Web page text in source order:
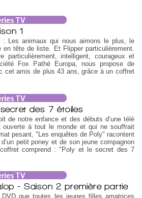
1
: Les animaux qui nous aimons le plus, le
en tête de liste. Et Flipper particulièrement.
particulièrement, intelligent, courageux et
Fox Pathé Europa, nous propose de
cet amis de plus 43 ans, grâce à un coffret
des 7 étoiles
de notre enfance et des débuts d’une télé
ouverte à tout le monde et qui ne souffrait
pesant, "Les enquêtes de Poly" racontent
petit poney et de son jeune compagnon
comprend : "Poly et le secret des 7
- Saison 2 première partie
que toutes les jeunes filles amatrices